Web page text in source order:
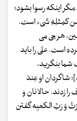
مگر اینکه رسوا بشود؛
کمِثلِهِ شَیء است.
هر چی می
است. علی را باید
بنگرید،
شاگردان او عِندَ
زدند. حالا نان و
وَ رَبِّ الکعبِه گفتن